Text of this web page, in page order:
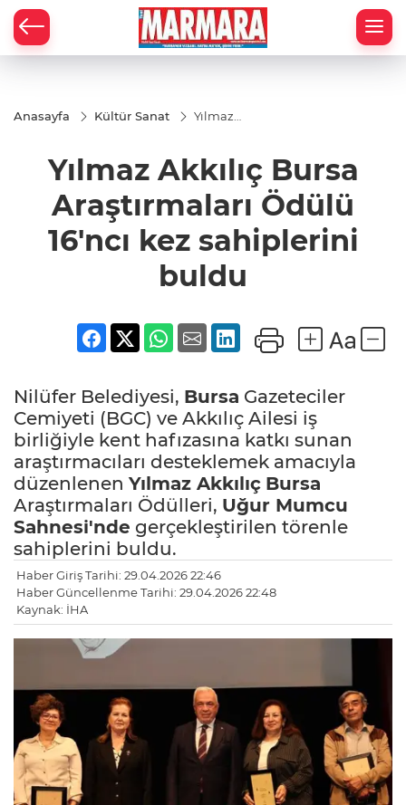
Anasayfa Kültür Sanat
Yılmaz
Ödülü 16'ncı
kez
sahiplerini
buldu
Yılmaz Akkılıç Bursa
Araştırmaları Ödülü
16'ncı kez sahiplerini
buldu
Nilüfer Belediyesi, Bursa Gazeteciler
Cemiyeti (BGC) ve Akkılıç Ailesi iş
birliğiyle kent hafızasına katkı sunan
araştırmacıları desteklemek amacıyla
düzenlenen Yılmaz Akkılıç Bursa
Araştırmaları Ödülleri, Uğur Mumcu
Sahnesi'nde gerçekleştirilen törenle
sahiplerini buldu.
Haber Giriş Tarihi: 29.04.2026 22:46
Haber Güncellenme Tarihi: 29.04.2026 22:48
Kaynak: İHA